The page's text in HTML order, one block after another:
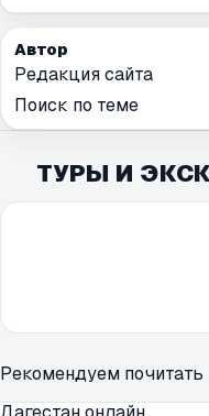
Автор
Редакция сайта
Поиск по теме
ТУРЫ И
Рекомендуем почитать